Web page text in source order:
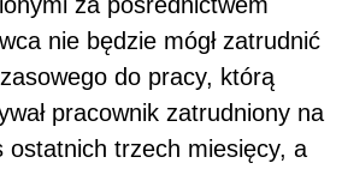
nie będzie mógł zatrudnić
do pracy, którą
pracownik zatrudniony na
ostatnich trzech miesięcy, a